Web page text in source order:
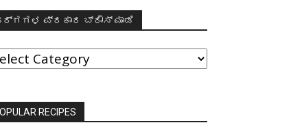
ಪ್ರಕಾರ ಬ್ರೌಸ್ ಮಾಡಿ
RECIPES